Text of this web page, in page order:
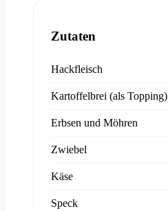
Zutaten
Hackfleisch
Kartoffelbrei (als Topping)
Erbsen und Möhren
Zwiebel
Käse
Speck